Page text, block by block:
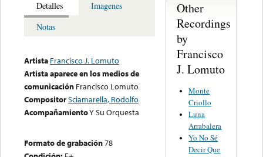
Detalles
Imagenes
Notas
Artista Francisco J. Lomuto
Artista aparece en los medios de
comunicación Francisco Lomuto
CompositorSciamarella, Rodolfo
AcompañamientoY Su Orquesta
Formato de grabación78
Other
Recordings
by
Francisco
J. Lomuto
Monte
Criollo
Luna
Arrabalera
Yo No Sé
Decir Que